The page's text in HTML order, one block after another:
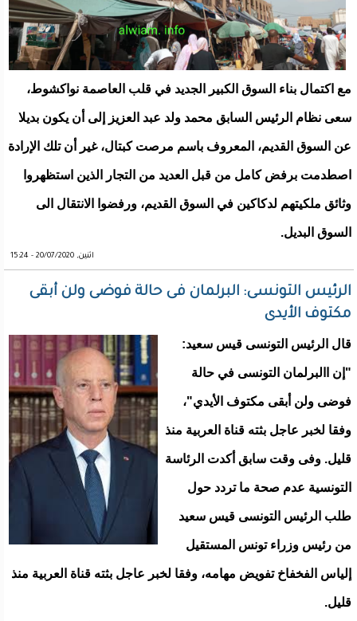
مع اكتمال بناء السوق الكبير الجديد في قلب العاصمة نواكشوط،
سعى نظام الرئيس السابق محمد ولد عبد العزيز إلى أن يكون بديلا
عن السوق القديم، المعروف باسم مرصت كبتال، غير أن تلك الإرادة
اصطدمت برفض كامل من قبل العديد من التجار الذين استظهروا
وثائق ملكيتهم لدكاكين في السوق القديم، ورفضوا الانتقال الى
السوق البديل.
اثنين, 20/07/2020 - 15:24
الرئيس التونسى: البرلمان فى حالة فوضى ولن أبقى
مكتوف الأيدى
قال الرئيس التونسى قيس سعيد:
"إن االبرلمان التونسى في حالة
فوضى ولن أبقى مكتوف الأيدي"،
وفقا لخبر عاجل بثته قناة العربية منذ
قليل. وفى وقت سابق أكدت الرئاسة
التونسية عدم صحة ما تردد حول
طلب الرئيس التونسى قيس سعيد
من رئيس وزراء تونس المستقيل
إلياس الفخفاخ تفويض مهامه، وفقا لخبر عاجل بثته قناة العربية منذ
قليل.